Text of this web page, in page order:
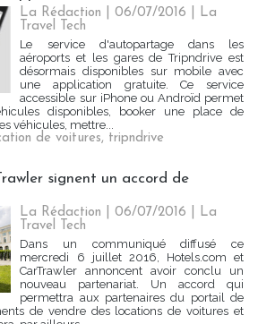
La Rédaction | 06/07/2016
La
Travel Tech
Le service d'autopartage dans les
aéroports et les gares de Tripndrive est
désormais disponibles sur mobile avec
une application gratuite. Ce service
accessible sur iPhone ou Androïd permet
disponibles, booker une place de
véhicules, mettre...
de voitures, tripndrive
signent un accord de
La Rédaction | 06/07/2016
La
Travel Tech
Dans un communiqué diffusé ce
mercredi 6 juillet 2016, Hotels.com et
CarTrawler annoncent avoir conclu un
nouveau partenariat. Un accord qui
permettra aux partenaires du portail de
de vendre des locations de voitures et